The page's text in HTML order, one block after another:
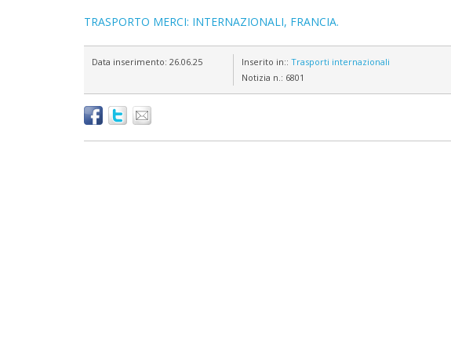
TRASPORTO MERCI: INTERNAZIONALI, FRANCIA.
Data inserimento: 26.06.25 Inserito in:: Trasporti internazionali
Notizia n.: 6801